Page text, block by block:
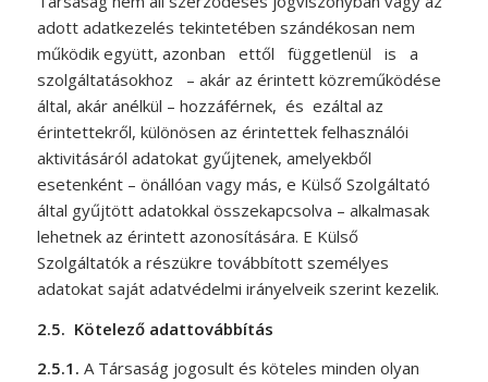
adott adatkezelés tekintetében szándékosan nem
működik együtt, azonban ettől függetlenül is a
szolgáltatásokhoz – akár az érintett közreműködése
által, akár anélkül – hozzáférnek, és ezáltal az
érintettekről, különösen az érintettek felhasználói
aktivitásáról adatokat gyűjtenek, amelyekből
esetenként – önállóan vagy más, e Külső Szolgáltató
által gyűjtött adatokkal összekapcsolva – alkalmasak
lehetnek az érintett azonosítására. E Külső
Szolgáltatók a részükre továbbított személyes
adatokat saját adatvédelmi irányelveik szerint kezelik.
2.5. Kötelező adattovábbítás
2.5.1. A Társaság jogosult és köteles minden olyan